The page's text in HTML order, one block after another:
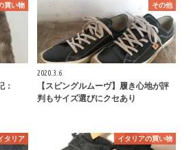
買い物
：
その他
2020.3.6
【スピングルムーヴ】履き心地が評
判もサイズ選びにクセあり
タリア イタリアの買い物